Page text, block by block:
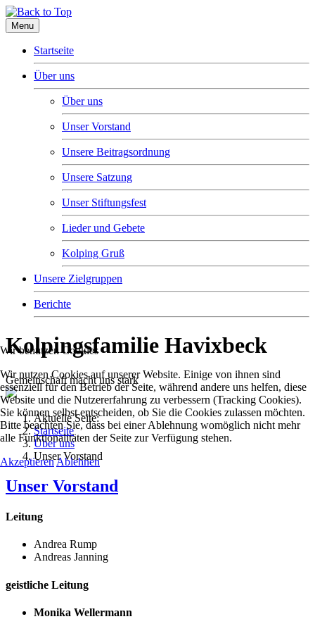
Menu
Startseite
Über uns
Über uns
Unser Vorstand
Unsere Beitragsordnung
Unsere Satzung
Unser Stiftungsfest
Lieder und Gebete
Kolping Gruß
Unsere Zielgruppen
Berichte
Kolpingsfamilie Havixbeck
Gemeinschaft macht uns stark
Aktuelle Seite:
Startseite
Über uns
Unser Vorstand
Unser Vorstand
Leitung
Andrea Rump
Andreas Janning
geistliche Leitung
Monika Wellermann
Wir benutzen Cookies
Wir nutzen Cookies auf unserer Website. Einige von ihnen sind
essenziell für den Betrieb der Seite, während andere uns helfen, diese
Website und die Nutzererfahrung zu verbessern (Tracking Cookies).
Sie können selbst entscheiden, ob Sie die Cookies zulassen möchten.
Bitte beachten Sie, dass bei einer Ablehnung womöglich nicht mehr
alle Funktionalitäten der Seite zur Verfügung stehen.
AkzeptierenAblehnen